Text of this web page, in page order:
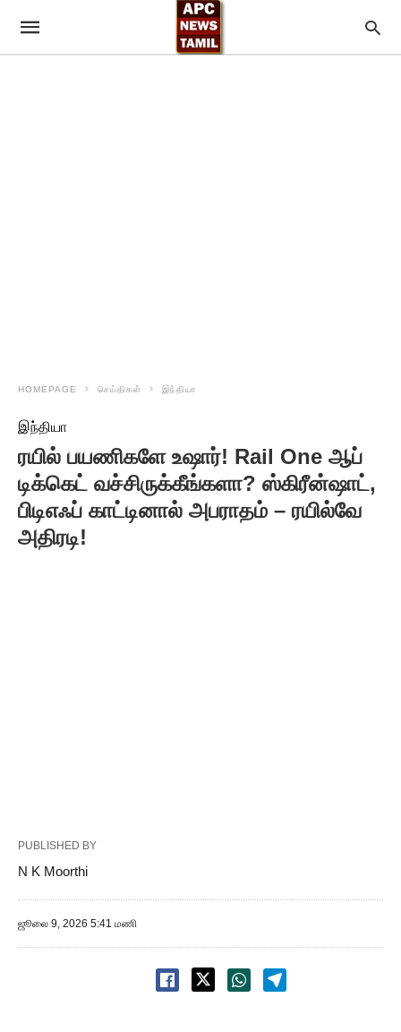
HOMEPAGE செய்திகள் இந்தியா
இந்தியா
ரயில் பயணிகளே உஷார்! Rail One ஆப்
டிக்கெட் வச்சிருக்கீங்களா? ஸ்கிரீன்ஷாட்,
பிடிஎஃப் காட்டினால் அபராதம் – ரயில்வே
அதிரடி!
PUBLISHED BY
N K Moorthi
ஜூலை 9, 2026 5:41 மணி